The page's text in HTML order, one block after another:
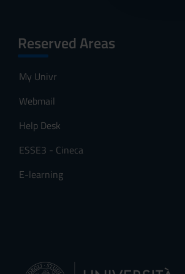
Reserved Areas
My Univr
Webmail
Help Desk
ESSE3 - Cineca
E-learning